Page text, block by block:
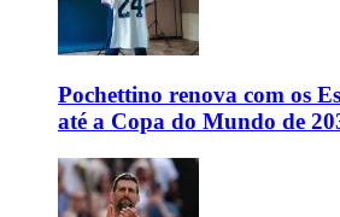
Pochettino renova com os
até a Copa do Mundo de